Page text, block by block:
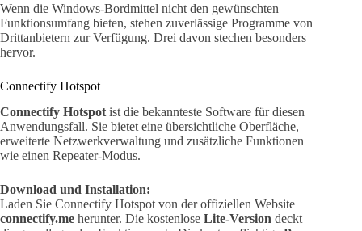
Wenn die Windows-Bordmittel nicht den gewünschten
Funktionsumfang bieten, stehen zuverlässige Programme von
Drittanbietern zur Verfügung. Drei davon stechen besonders
hervor.
Connectify Hotspot
Connectify Hotspot ist die bekannteste Software für diesen
Anwendungsfall. Sie bietet eine übersichtliche Oberfläche,
erweiterte Netzwerkverwaltung und zusätzliche Funktionen
wie einen Repeater-Modus.
Download und Installation:
Laden Sie Connectify Hotspot von der offiziellen Website
connectify.me herunter. Die kostenlose Lite-Version deckt